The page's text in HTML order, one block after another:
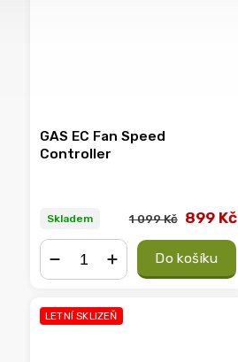
GAS EC Fan Speed
Controller
Skladem 1 099 Kč 899 Kč
Do košíku
LETNÍ SKLIZEŇ